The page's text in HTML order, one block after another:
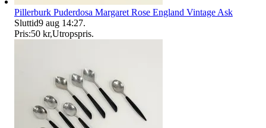
Pillerburk Puderdosa Margaret Rose England Vintage Ask
Sluttid9 aug 14:27.
Pris:50 kr,Utropspris.